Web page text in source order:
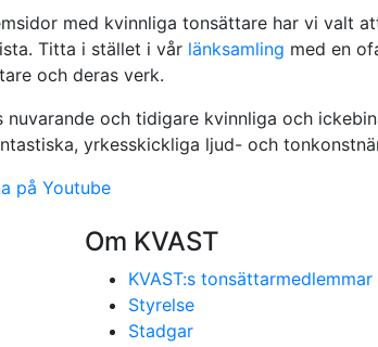
med kvinnliga tonsättare har vi valt
Titta i stället i vår länksamling med en
och deras verk.
nuvarande och tidigare kvinnliga och
yrkesskickliga ljud- och
på Youtube
Om KVAST
KVAST:s tonsättarmedlemmar
Styrelse
Stadgar